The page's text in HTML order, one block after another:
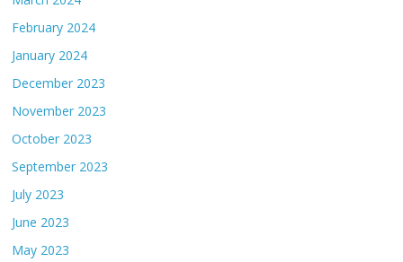
February 2024
January 2024
December 2023
November 2023
October 2023
September 2023
July 2023
June 2023
May 2023